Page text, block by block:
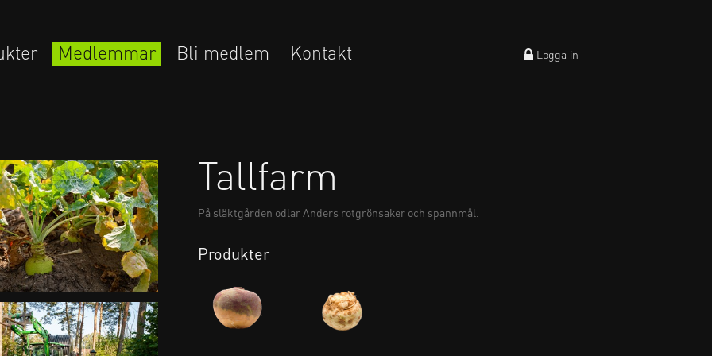
Logga in
Medlemmar Bli medlem Kontakt
Tallfarm
På släktgården odlar Anders rotgrönsaker och spannmål.
Produkter